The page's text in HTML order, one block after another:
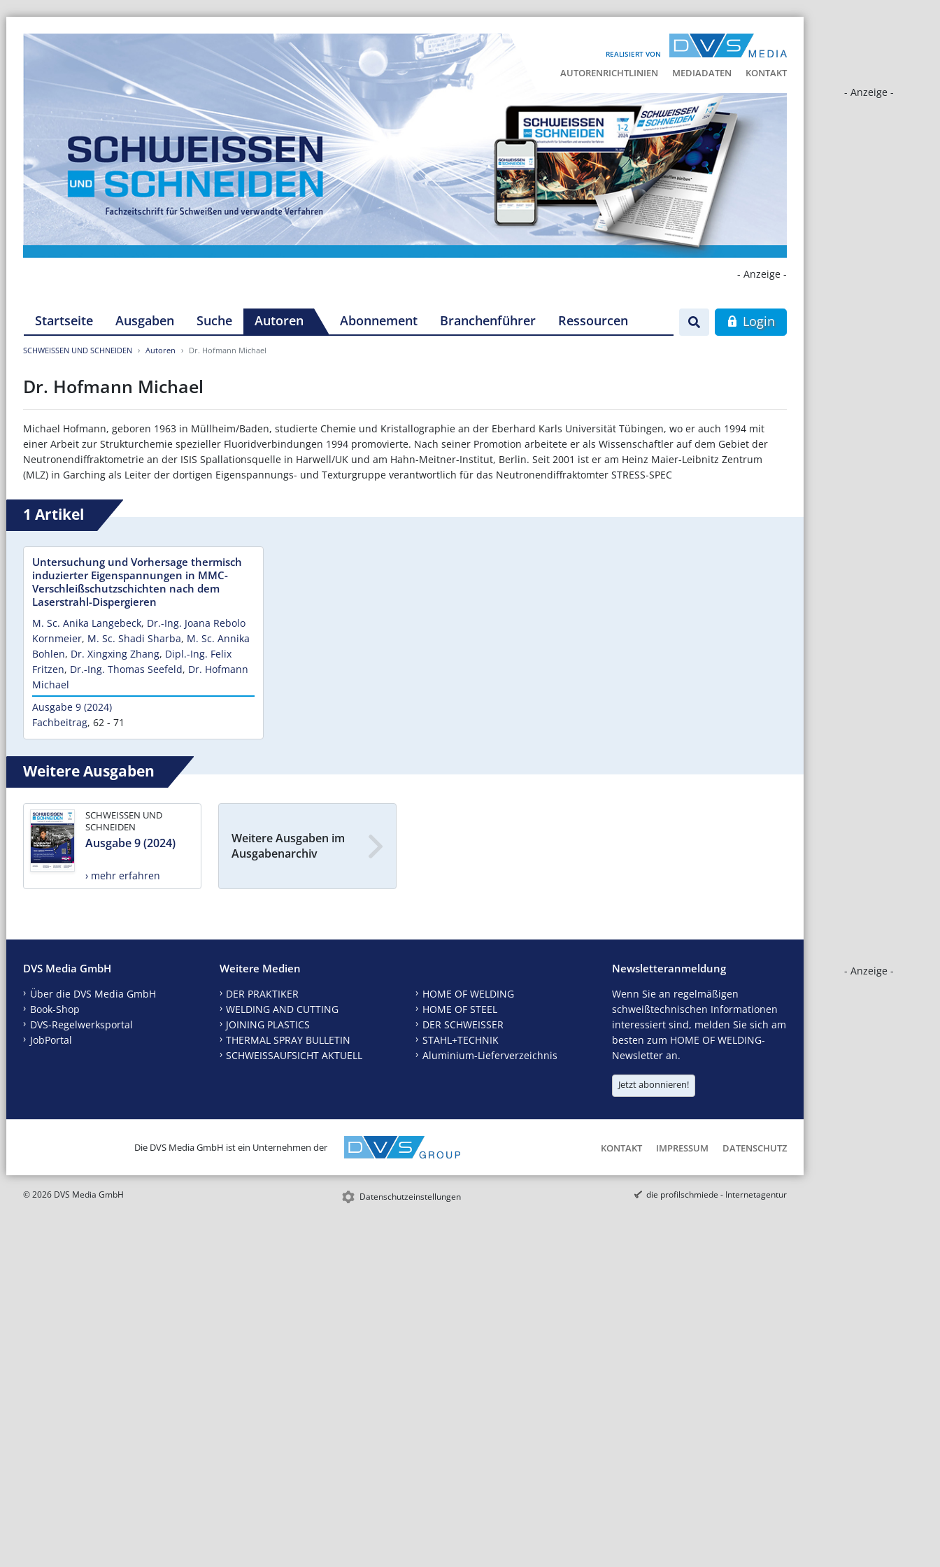
REALISIERT VON
AUTORENRICHTLINIEN MEDIADATEN KONTAKT
- Anzeige -
- Anzeige -
- Anzeige -
Startseite Ausgaben Suche Autoren Abonnement Branchenführer Ressourcen Login
SCHWEISSEN UND SCHNEIDEN Autoren Dr. Hofmann Michael
Dr. Hofmann Michael
Michael Hofmann, geboren 1963 in Müllheim/Baden, studierte Chemie und Kristallographie an der Eberhard Karls Universität Tübingen, wo er auch 1994 mit
einer Arbeit zur Strukturchemie spezieller Fluoridverbindungen 1994 promovierte. Nach seiner Promotion arbeitete er als Wissenschaftler auf dem Gebiet der
Neutronendiffraktometrie an der ISIS Spallationsquelle in Harwell/UK und am Hahn-Meitner-Institut, Berlin. Seit 2001 ist er am Heinz Maier-Leibnitz Zentrum
(MLZ) in Garching als Leiter der dortigen Eigenspannungs- und Texturgruppe verantwortlich für das Neutronendiffraktomter STRESS-SPEC
1 Artikel
Untersuchung und Vorhersage thermisch
induzierter Eigenspannungen in MMC-
Verschleißschutzschichten nach dem
Laserstrahl-Dispergieren
M. Sc. Anika Langebeck, Dr.-Ing. Joana Rebolo
Kornmeier, M. Sc. Shadi Sharba, M. Sc. Annika
Bohlen, Dr. Xingxing Zhang, Dipl.-Ing. Felix
Fritzen, Dr.-Ing. Thomas Seefeld, Dr. Hofmann
Michael
Ausgabe 9 (2024)
Fachbeitrag, 62 - 71
Weitere Ausgaben
SCHWEISSEN UND
SCHNEIDEN
Ausgabe 9 (2024)
› mehr erfahren
Weitere Ausgaben im
Ausgabenarchiv
DVS Media GmbH
Über die DVS Media GmbH
Book-Shop
DVS-Regelwerksportal
JobPortal
Weitere Medien
DER PRAKTIKER
WELDING AND CUTTING
JOINING PLASTICS
THERMAL SPRAY BULLETIN
SCHWEISSAUFSICHT AKTUELL
HOME OF WELDING
HOME OF STEEL
DER SCHWEISSER
STAHL+TECHNIK
Aluminium-Lieferverzeichnis
Newsletteranmeldung
Wenn Sie an regelmäßigen
schweißtechnischen Informationen
interessiert sind, melden Sie sich am
besten zum HOME OF WELDING-
Newsletter an.
Jetzt abonnieren!
Die DVS Media GmbH ist ein Unternehmen der KONTAKT IMPRESSUM DATENSCHUTZ
© 2026 DVS Media GmbH Datenschutzeinstellungen die profilschmiede - Internetagentur